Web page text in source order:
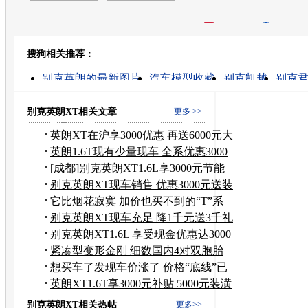
转发至：
搜狗相关推荐：
别克英朗的最新图片 汽车模型收藏 别克凯越
别克
别克新君越
车模的高清视频更多 >>
别克英朗XT相关文章
英朗XT在沪享3000优惠 再送6000元大
礼包
英朗1.6T现有少量现车 全系优惠3000
元
[成都]别克英朗XT1.6L享3000元节能
补贴
别克英朗XT现车销售 优惠3000元送装
潢
它比烟花寂寞 加价也买不到的“T”系
车
别克英朗XT现车充足 降1千元送3千礼
包
别克英朗XT1.6L 享受现金优惠达3000
元
紧凑型变形金刚 细数国内4对双胞胎
车型
想买车了发现车价涨了 价格“底线”已
过
英朗XT1.6T享3000元补贴 5000元装潢
礼包
更多>>
别克英朗XT相关热帖